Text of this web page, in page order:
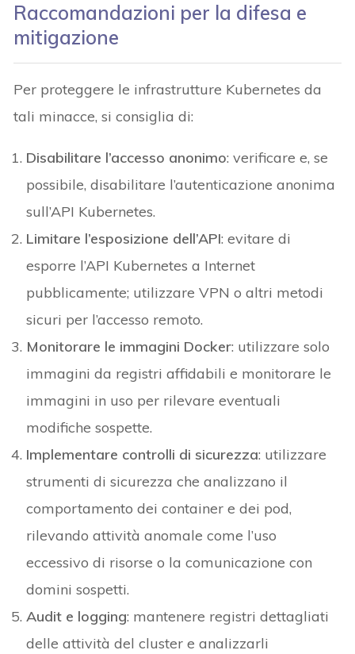
Raccomandazioni per la difesa e
mitigazione
Per proteggere le infrastrutture Kubernetes da
tali minacce, si consiglia di:
Disabilitare l’accesso anonimo: verificare e, se
possibile, disabilitare l’autenticazione anonima
sull’API Kubernetes.
Limitare l’esposizione dell’API: evitare di
esporre l’API Kubernetes a Internet
pubblicamente; utilizzare VPN o altri metodi
sicuri per l’accesso remoto.
Monitorare le immagini Docker: utilizzare solo
immagini da registri affidabili e monitorare le
immagini in uso per rilevare eventuali
modifiche sospette.
Implementare controlli di sicurezza: utilizzare
strumenti di sicurezza che analizzano il
comportamento dei container e dei pod,
rilevando attività anomale come l’uso
eccessivo di risorse o la comunicazione con
domini sospetti.
Audit e logging: mantenere registri dettagliati
delle attività del cluster e analizzarli